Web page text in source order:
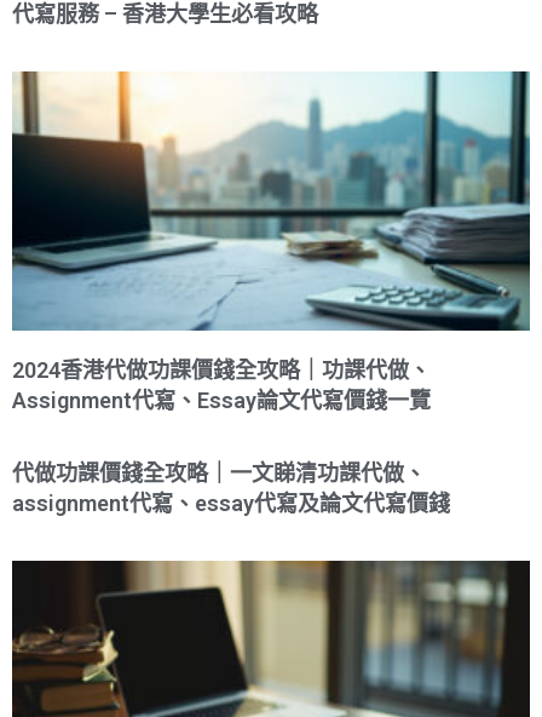
代寫服務 – 香港大學生必看攻略
2024香港代做功課價錢全攻略｜功課代做、
Assignment代寫、Essay論文代寫價錢一覽
代做功課價錢全攻略｜一文睇清功課代做、
assignment代寫、essay代寫及論文代寫價錢